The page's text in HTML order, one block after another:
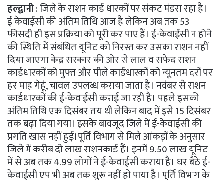
हल्द्वानी: जिले के राशन कार्ड धारकों पर संकट मंडरा रहा है।
ई केवाईसी की अंतिम तिथि आज है लेकिन अब तक 53
फीसदी ही इस प्रक्रिया को पूरी कर पाए हैं। ई-केवाईसी न होने
की स्थिति में संबंधित यूनिट को निरस्त कर उसका राशन नहीं
दिया जाएगा केंद्र सरकार की ओर से लाल व सफेद राशन
कार्डधारकों को मुफ्त और पीले कार्डधारकों को न्यूनतम दरों पर
हर माह गेहूं, चावल उपलब्ध कराया जाता है। नवंबर से राशन
कार्डधारकों की ई-केवाईसी कराई जा रही है। पहले इसकी
अंतिम तिथि एक दिसंबर तय थी लेकिन बाद में इसे 15 दिसंबर
तक बढ़ा दिया गया। इसके बावजूद जिले में ई-केवाईसी की
प्रगति खास नहीं हुई।पूर्ति विभाग से मिले आंकड़ों के अनुसार
जिले में करीब दो लाख राशनकार्ड हैं। इनमें 9.50 लाख यूनिट
में से अब तक 4.99 लोगों ने ई-केवाईसी कराया है। घर बैठे ई-
केवाईसी एप भी अब तक शुरू नहीं हो पाया है। पूर्ति विभाग के